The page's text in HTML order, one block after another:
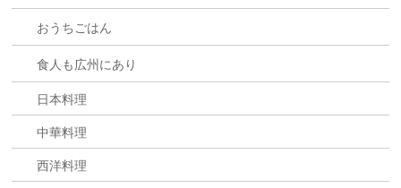
おうちごはん
食人も広州にあり
日本料理
中華料理
西洋料理